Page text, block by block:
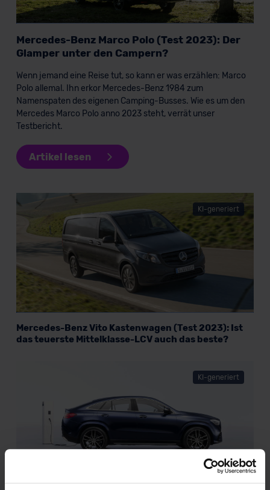
Mercedes-Benz Marco Polo (Test 2023): Der
Glamper unter den Campern?
Wenn jemand eine Reise tut, so kann er was erzählen: Marco
Polo allemal. Ihn erkor Mercedes-Benz 1984 zum
Namenspaten des eigenen Camping-Busses. Wie es um den
Mercedes Marco Polo anno 2023 steht, verrät unser
Testbericht.
Artikel lesen
KI-generiert
Mercedes-Benz Vito Kastenwagen (Test 2023): Ist
das teuerste Mittelklasse-LCV auch das beste?
KI-generiert